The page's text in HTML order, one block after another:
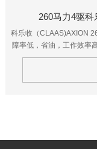
260马力4驱
科乐收（CLAAS)AXION
障率低，省油，工作效率
易上手，有着很多快捷
的，让你